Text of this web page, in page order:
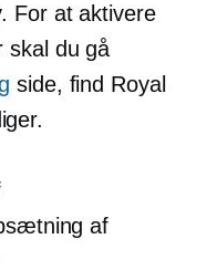
For at aktivere
skal du gå
side, find Royal
af